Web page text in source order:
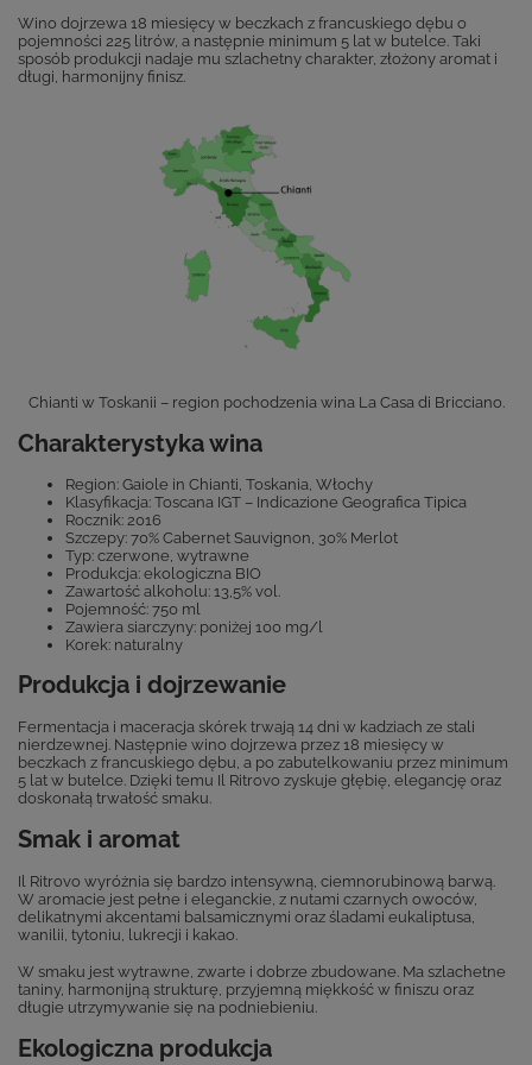
Wino dojrzewa 18 miesięcy w beczkach z francuskiego dębu o
pojemności 225 litrów, a następnie minimum 5 lat w butelce. Taki
sposób produkcji nadaje mu szlachetny charakter, złożony aromat i
długi, harmonijny finisz.
Chianti w Toskanii – region pochodzenia wina La Casa di Bricciano.
Charakterystyka wina
Region: Gaiole in Chianti, Toskania, Włochy
Klasyfikacja: Toscana IGT – Indicazione Geografica Tipica
Rocznik: 2016
Szczepy: 70% Cabernet Sauvignon, 30% Merlot
Typ: czerwone, wytrawne
Produkcja: ekologiczna BIO
Zawartość alkoholu: 13,5% vol.
Pojemność: 750 ml
Zawiera siarczyny: poniżej 100 mg/l
Korek: naturalny
Produkcja i dojrzewanie
Fermentacja i maceracja skórek trwają 14 dni w kadziach ze stali
nierdzewnej. Następnie wino dojrzewa przez 18 miesięcy w
beczkach z francuskiego dębu, a po zabutelkowaniu przez minimum
5 lat w butelce. Dzięki temu Il Ritrovo zyskuje głębię, elegancję oraz
doskonałą trwałość smaku.
Smak i aromat
Il Ritrovo wyróżnia się bardzo intensywną, ciemnorubinową barwą.
W aromacie jest pełne i eleganckie, z nutami czarnych owoców,
delikatnymi akcentami balsamicznymi oraz śladami eukaliptusa,
wanilii, tytoniu, lukrecji i kakao.
W smaku jest wytrawne, zwarte i dobrze zbudowane. Ma szlachetne
taniny, harmonijną strukturę, przyjemną miękkość w finiszu oraz
długie utrzymywanie się na podniebieniu.
Ekologiczna produkcja